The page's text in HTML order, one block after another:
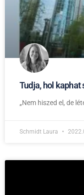
Tudja, hol
„Nem hiszed el, de
Schmidt Laura